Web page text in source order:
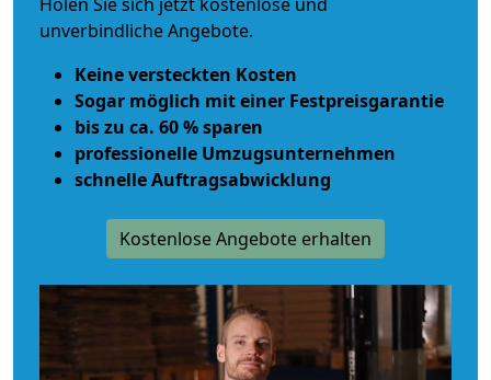
unverbindliche Angebote.
Keine versteckten Kosten
Sogar möglich mit einer Festpreisgarantie
bis zu ca. 60 % sparen
professionelle Umzugsunternehmen
schnelle Auftragsabwicklung
Kostenlose Angebote erhalten